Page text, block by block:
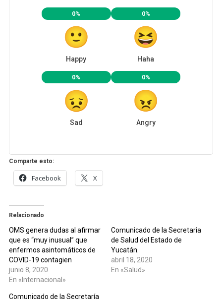
0%
Happy
0%
Haha
0%
Sad
0%
Angry
Comparte esto:
Facebook X
Relacionado
OMS genera dudas al afirmar
que es “muy inusual” que
enfermos asintomáticos de
COVID-19 contagien
junio 8, 2020
En «Internacional»
Comunicado de la Secretaria
de Salud del Estado de
Yucatán.
abril 18, 2020
En «Salud»
Comunicado de la Secretaría